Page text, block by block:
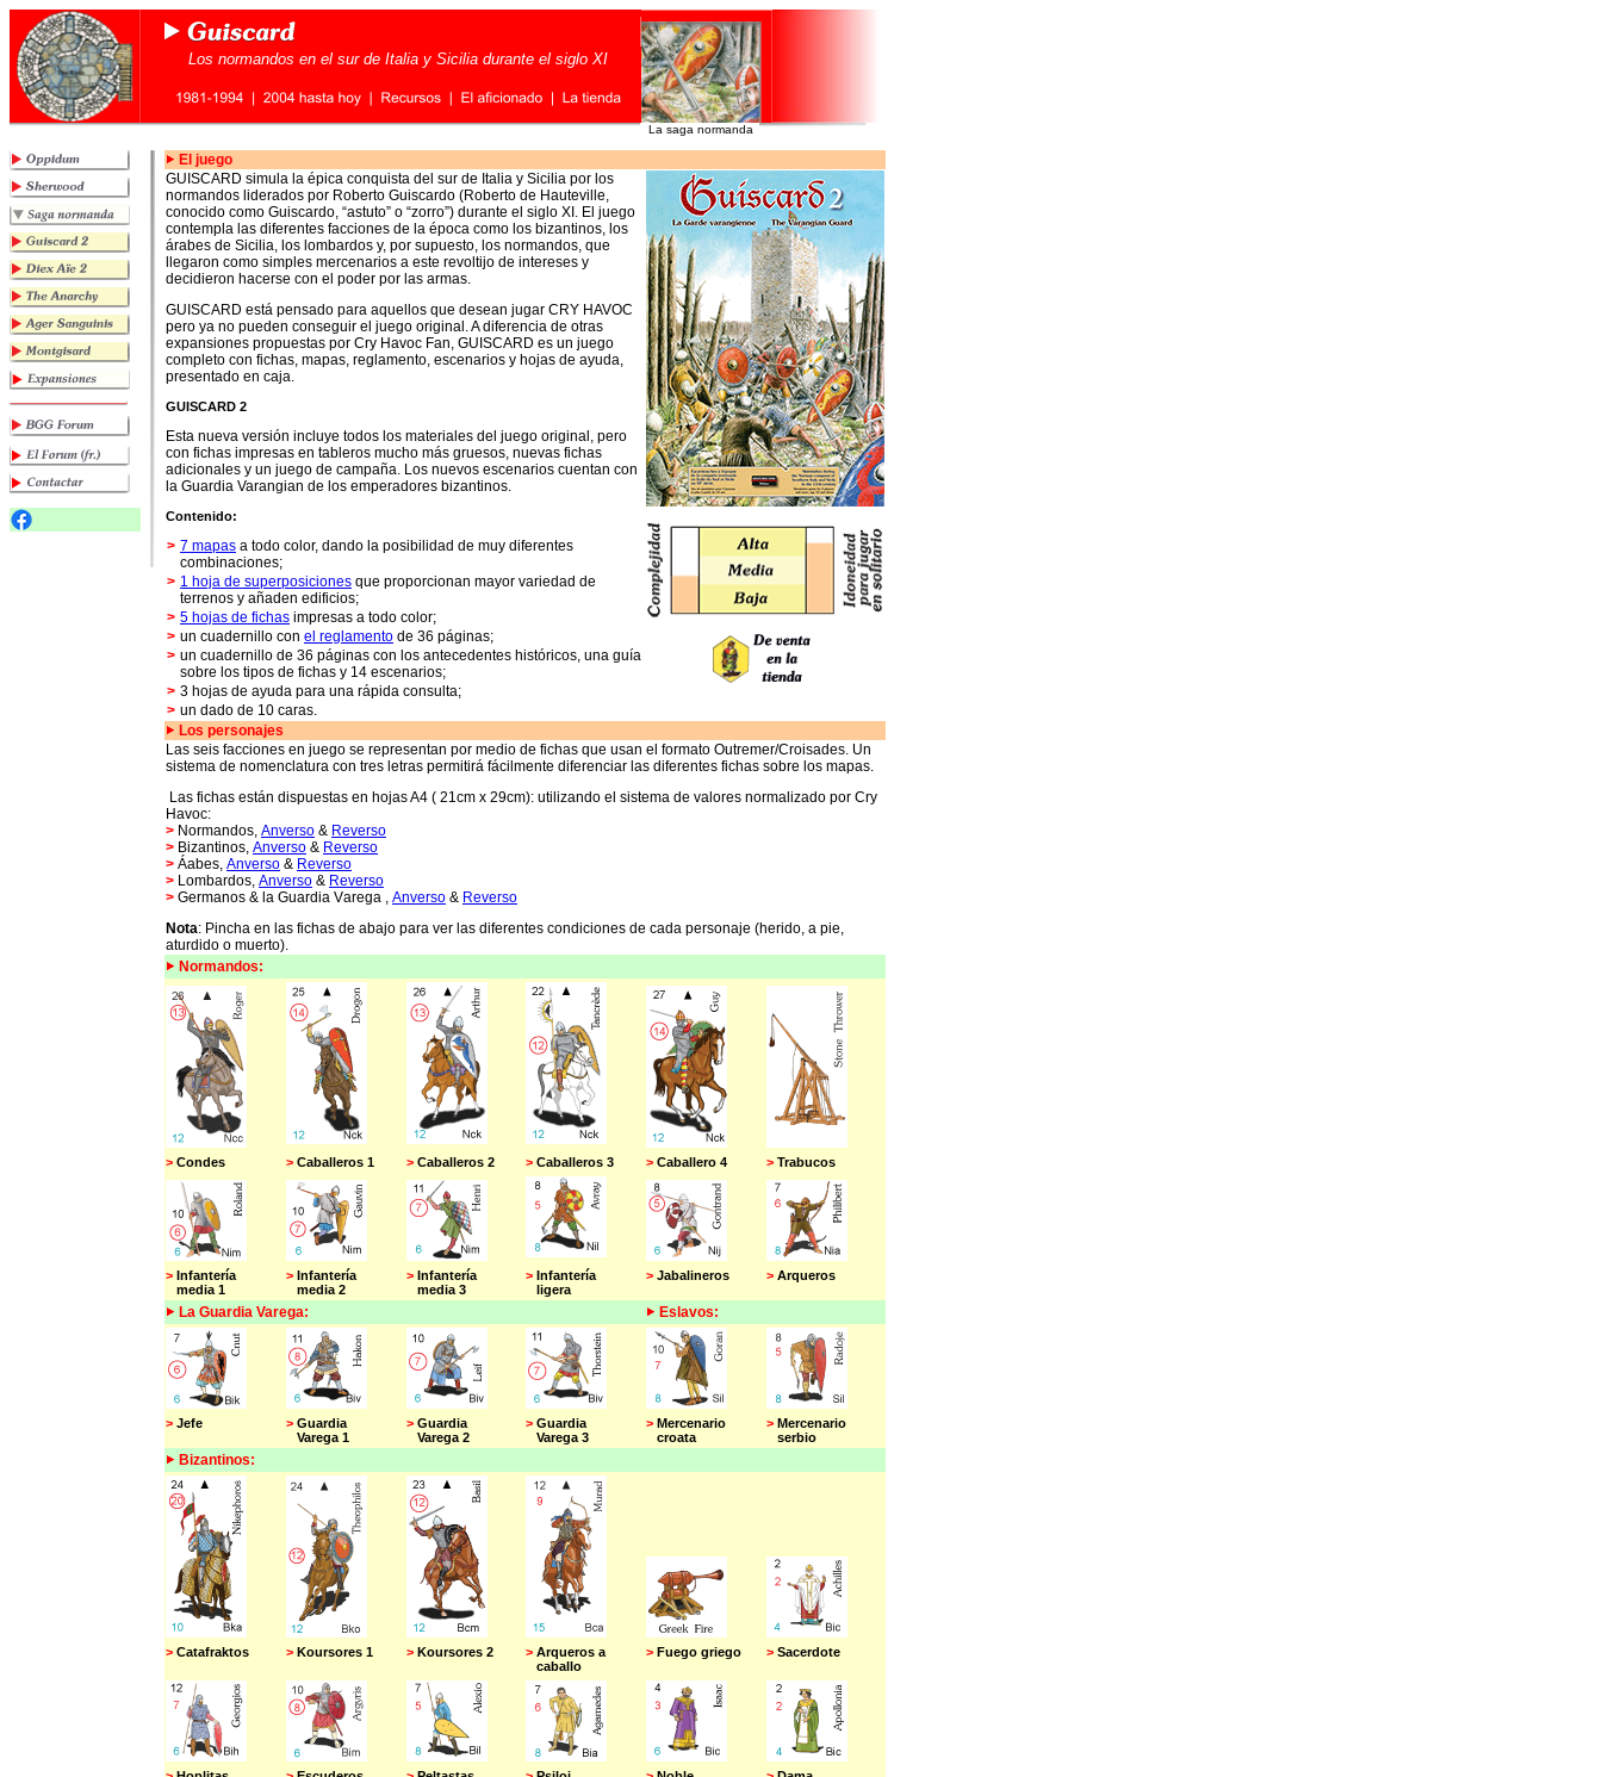
Los normandos en el sur de Italia y Sicilia durante el siglo XI
La saga normanda
El juego
GUISCARD simula la épica conquista del sur de Italia y Sicilia por los
normandos liderados por Roberto Guiscardo (Roberto de Hauteville,
conocido como Guiscardo, “astuto” o “zorro”) durante el siglo XI. El juego
contempla las diferentes facciones de la época como los bizantinos, los
árabes de Sicilia, los lombardos y, por supuesto, los normandos, que
llegaron como simples mercenarios a este revoltijo de intereses y
decidieron hacerse con el poder por las armas.
GUISCARD está pensado para aquellos que desean jugar CRY HAVOC
pero ya no pueden conseguir el juego original. A diferencia de otras
expansiones propuestas por Cry Havoc Fan, GUISCARD es un juego
completo con fichas, mapas, reglamento, escenarios y hojas de ayuda,
presentado en caja.
GUISCARD 2
Esta nueva versión incluye todos los materiales del juego original, pero
con fichas impresas en tableros mucho más gruesos, nuevas fichas
adicionales y un juego de campaña. Los nuevos escenarios cuentan con
la Guardia Varangian de los emperadores bizantinos.
Contenido:
> 7 mapas a todo color, dando la posibilidad de muy diferentes
combinaciones;
> 1 hoja de superposiciones que proporcionan mayor variedad de
terrenos y añaden edificios;
> 5 hojas de fichas impresas a todo color;
> un cuadernillo con el reglamento de 36 páginas;
> un cuadernillo de 36 páginas con los antecedentes históricos, una guía
sobre los tipos de fichas y 14 escenarios;
> 3 hojas de ayuda para una rápida consulta;
> un dado de 10 caras.
Los personajes
Las seis facciones en juego se representan por medio de fichas que usan el formato Outremer/Croisades. Un
sistema de nomenclatura con tres letras permitirá fácilmente diferenciar las diferentes fichas sobre los mapas.
Las fichas están dispuestas en hojas A4 ( 21cm x 29cm): utilizando el sistema de valores normalizado por Cry
Havoc:
> Normandos, Anverso & Reverso
> Bizantinos, Anverso & Reverso
> Áabes, Anverso & Reverso
> Lombardos, Anverso & Reverso
> Germanos & la Guardia Varega , Anverso & Reverso
Nota: Pincha en las fichas de abajo para ver las diferentes condiciones de cada personaje (herido, a pie,
aturdido o muerto).
Normandos:
> Condes > Caballeros 1 > Caballeros 2 > Caballeros 3 > Caballero 4 > Trabucos
> Infantería
media 1
> Infantería
media 2
> Infantería
media 3
> Infantería
ligera
> Jabalineros > Arqueros
La Guardia Varega: Eslavos:
> Jefe > Guardia
Varega 1
> Guardia
Varega 2
> Guardia
Varega 3
> Mercenario
croata
> Mercenario
serbio
Bizantinos:
> Catafraktos > Koursores 1 > Koursores 2 > Arqueros a
caballo
> Fuego griego > Sacerdote